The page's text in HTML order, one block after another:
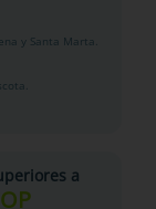
y Santa Marta.
a